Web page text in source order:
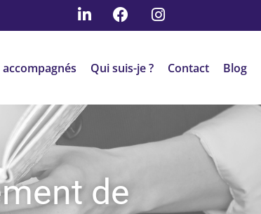
Qui suis-je ? Contact Blog
de